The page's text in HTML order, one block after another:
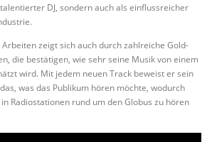
DJ, sondern auch als einflussreicher
zeigt sich auch durch zahlreiche Gold-
die bestätigen, wie sehr seine Musik von einem
wird. Mit jedem neuen Track beweist er sein
was das Publikum hören möchte, wodurch
Radiostationen rund um den Globus zu hören